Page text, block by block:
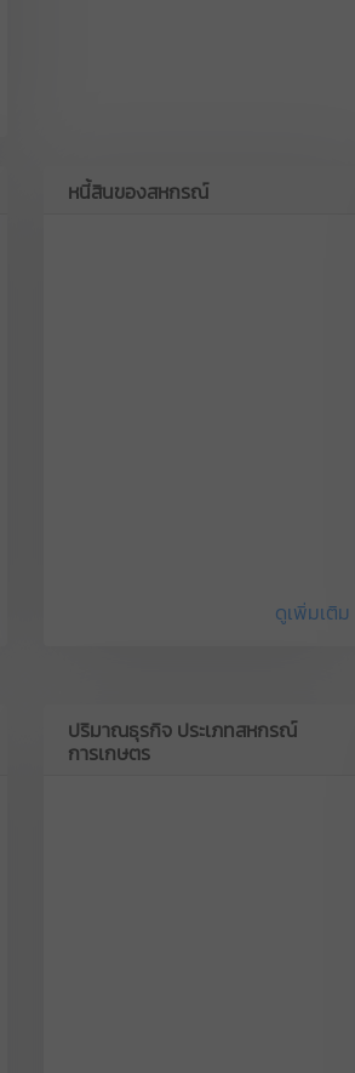
หนี้สินของสหกรณ์
ดูเพิ่มเติม
ปริมาณธุรกิจ ประเภทสหกรณ์
การเกษตร